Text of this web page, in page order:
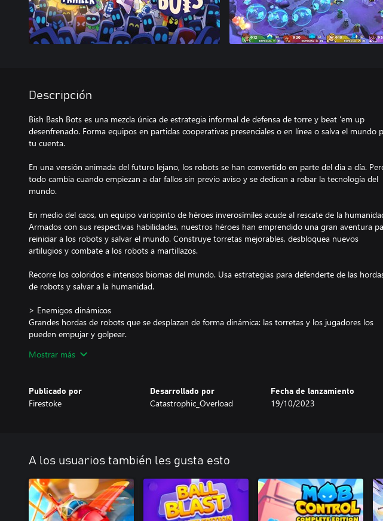
Descripción
Bish Bash Bots es una mezcla única de estrategia informal de defensa de torre y beat 'em up
desenfrenado. Forma equipos en partidas cooperativas presenciales o en línea o salva el mundo
tu cuenta.
En una versión animada del futuro lejano, los robots se han convertido en parte del día a día.
todo cambia cuando empiezan a dar fallos sin previo aviso y se dedican a robar la tecnología del
mundo.
En medio del caos, un equipo variopinto de héroes inverosímiles acude al rescate de la
Armados con sus respectivas habilidades, nuestros héroes han emprendido una gran aventura
reiniciar a los robots y salvar el mundo. Construye torretas mejorables, desbloquea nuevos
artilugios y combate a los robots a martillazos.
Recorre los coloridos e intensos biomas del mundo. Usa estrategias para defenderte de las
de robots y salvar a la humanidad.
> Enemigos dinámicos
Grandes hordas de robots que se desplazan de forma dinámica: las torretas y los jugadores los
pueden empujar y golpear.
> Estrategia y pelea
contra las oleadas de robots.
> Variedad de niveles
Recorre un mundo futurista con 32 niveles variados y dinámicos. Afronta desafíos únicos por 8
biomas, desde el volcán que sobrecalentará tus torretas hasta las plantas mutantes que
los jugadores en la selva.
Mostrar más
Publicado por
Firestoke
Desarrollado por
Catastrophic_Overload
Fecha de lanzamiento
19/10/2023
A los usuarios también les gusta esto